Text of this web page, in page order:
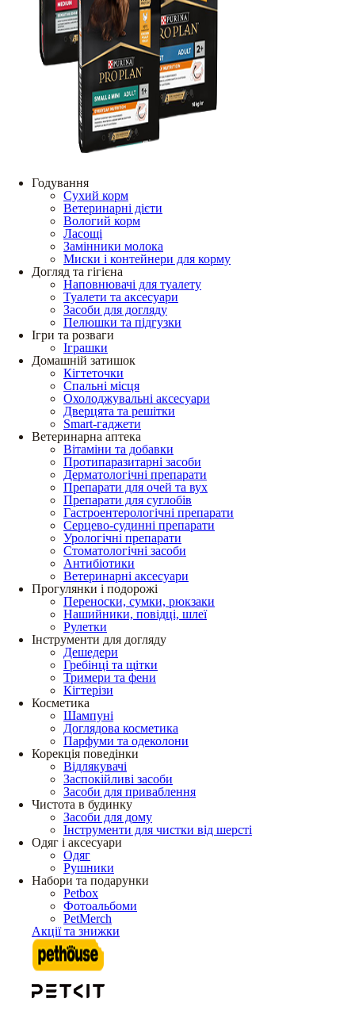
Годування
Сухий корм
Ветеринарні дієти
Вологий корм
Ласощі
Замінники молока
Миски і контейнери для корму
Догляд та гігієна
Наповнювачі для туалету
Туалети та аксесуари
Засоби для догляду
Пелюшки та підгузки
Ігри та розваги
Іграшки
Домашній затишок
Кігтеточки
Спальні місця
Охолоджувальні аксесуари
Дверцята та решітки
Smart-гаджети
Ветеринарна аптека
Вітаміни та добавки
Протипаразитарні засоби
Дерматологічні препарати
Препарати для очей та вух
Препарати для суглобів
Гастроентерологічні препарати
Серцево-судинні препарати
Урологічні препарати
Стоматологічні засоби
Антибіотики
Ветеринарні аксесуари
Прогулянки і подорожі
Переноски, сумки, рюкзаки
Нашийники, повідці, шлеї
Рулетки
Інструменти для догляду
Дешедери
Гребінці та щітки
Тримери та фени
Кігтерізи
Косметика
Шампуні
Доглядова косметика
Парфуми та одеколони
Корекція поведінки
Відлякувачі
Заспокійливі засоби
Засоби для приваблення
Чистота в будинку
Засоби для дому
Інструменти для чистки від шерсті
Одяг і аксесуари
Одяг
Рушники
Набори та подарунки
Petbox
Фотоальбоми
PetMerch
Акції та знижки